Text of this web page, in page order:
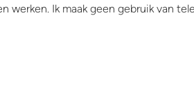
werken. Ik maak geen gebruik van